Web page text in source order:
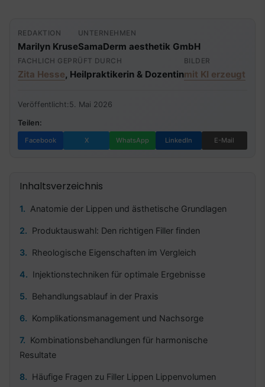
REDAKTION
Marilyn Kruse
UNTERNEHMEN
SamaDerm aesthetik GmbH
FACHLICH GEPRÜFT DURCH
Zita Hesse, Heilpraktikerin & Dozentin
BILDER
mit KI erzeugt
Veröffentlicht: 5. Mai 2026
Teilen:
Facebook X WhatsApp LinkedIn E-Mail
Inhaltsverzeichnis
Anatomie der Lippen und ästhetische Grundlagen
Produktauswahl: Den richtigen Filler finden
Rheologische Eigenschaften im Vergleich
Injektionstechniken für optimale Ergebnisse
Behandlungsablauf in der Praxis
Komplikationsmanagement und Nachsorge
Kombinationsbehandlungen für harmonische
Resultate
Häufige Fragen zu Filler Lippen Lippenvolumen